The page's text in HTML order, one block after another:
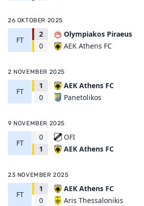
26 OKTOBER 2025
FT
2
0
Olympiakos Piraeus
AEK Athens FC
2 NOVEMBER 2025
FT
1
0
AEK Athens FC
Panetolikos
9 NOVEMBER 2025
FT
0
1
OFI
AEK Athens FC
23 NOVEMBER 2025
FT
1
0
AEK Athens FC
Aris Thessalonikis